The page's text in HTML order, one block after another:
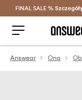
FINAL SALE %
Answear Ona